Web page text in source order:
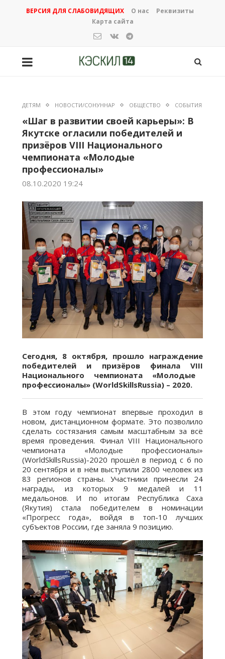
ВЕРСИЯ ДЛЯ СЛАБОВИДЯЩИХ О нас
Реквизиты
Карта сайта
ДЕТЯМ НОВОСТИ/СОНУННАР ОБЩЕСТВО СОБЫТИЯ
«Шаг в развитии своей карьеры»: В
Якутске огласили победителей и
призёров VIII Национального
чемпионата «Молодые
профессионалы»
08.10.2020 19:24
Сегодня, 8 октября, прошло награждение
победителей и призёров финала VIII
Национального чемпионата «Молодые
профессионалы» (WorldSkillsRussia) – 2020.
В этом году чемпионат впервые проходил в
новом, дистанционном формате. Это позволило
сделать состязания самым масштабным за всё
время проведения. Финал VIII Национального
чемпионата «Молодые профессионалы»
(WorldSkillsRussia)-2020 прошёл в период с 6 по
20 сентября и в нём выступили 2800 человек из
83 регионов страны. Участники принесли 24
награды, из которых 9 медалей и 11
медальонов. И по итогам Республика Саха
(Якутия) стала победителем в номинации
«Прогресс года», войдя в топ-10 лучших
субъектов России, где заняла 9 позицию.